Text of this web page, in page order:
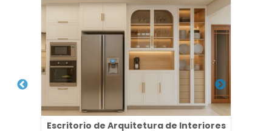
Escritorio de Arquitetura de Interiores